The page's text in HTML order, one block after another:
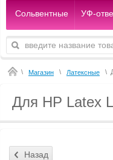
Сольвентные УФ-
\ Магазин \ Латексные \
Для HP Latex